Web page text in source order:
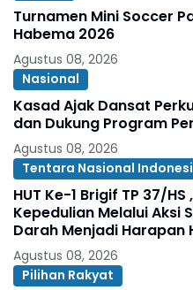
Turnamen Mini Soccer
Habema 2026
Agustus 08, 2026
Nasional
Kasad Ajak Dansat
dan Dukung Program
Agustus 08, 2026
Tentara Nasional
HUT Ke-1 Brigif TP 37/HS
Kepedulian Melalui Aksi
Darah Menjadi Harapan
Membutuhkan
Agustus 08, 2026
Pilihan Rakyat